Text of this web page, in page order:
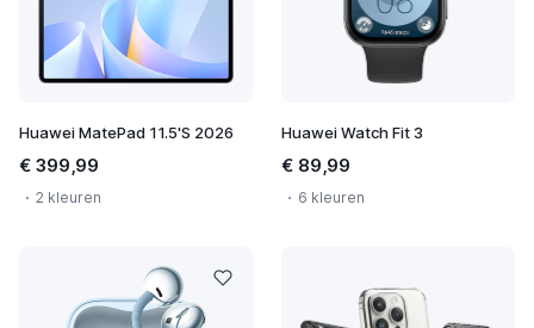
Huawei MatePad 11.5'S 2026
€ 399,99
2 kleuren
Huawei Watch Fit 3
€ 89,99
6 kleuren